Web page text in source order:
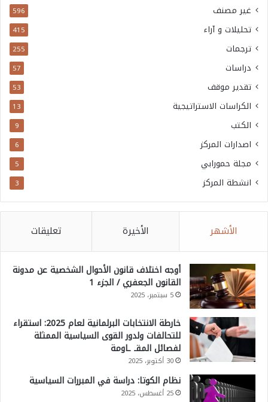
غير مصنف 596
تحليلات و آراء 415
ترجمات 255
دراسات 57
تقدير موقف 53
الكراسات الاستراتيجية 13
الكتب 9
اصدارات المركز 6
مجلة حمورابي 5
انشطة المركز 3
الأشهر الأخيرة تعليقات
أوجه اختلاف قانون الأحوال الشخصية عن مدونة
القانون الجعفري / الجزء 1
5 سبتمبر، 2025
خارطة الانتخابات البرلمانية لعام 2025: استقراء
للتحالفات ولدور القوى السياسية الممثلة
لفصائل المقـ ـاومة
30 أكتوبر، 2025
نظام الكوتا: دراسة في المبررات السياسية
25 أغسطس، 2025